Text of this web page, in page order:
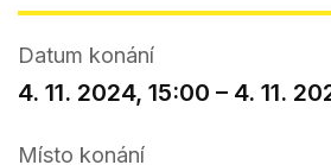
Datum konání
4. 11. 2024, 15:00 – 4. 11.
Místo konání